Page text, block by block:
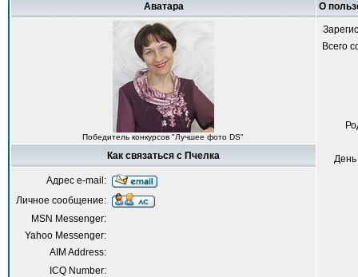
Аватара О
Победитель конкурсов "Лучшее фото DS"
Всего
Как связаться с Пчелка
Адрес e-mail:
Личное сообщение:
MSN Messenger:
Yahoo Messenger:
AIM Address:
ICQ Number: